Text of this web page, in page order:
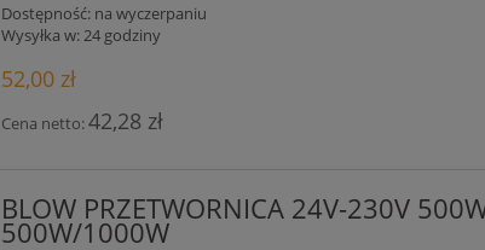
Dostępność: na wyczerpaniu
Wysyłka w:24 godziny
52,00 zł
Cena netto:42,28 zł
BLOW PRZETWORNICA 24V-230V
500W/1000W